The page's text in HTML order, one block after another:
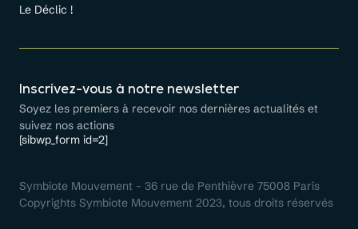
Le Déclic !
Inscrivez-vous à notre newsletter
Soyez les premiers à recevoir nos dernières actualités et
suivez nos actions
[sibwp_form id=2]
Symbiote Mouvement - 36 rue de Penthièvre 75008 Paris
Copyrights Symbiote Mouvement 2023, tous droits réservés